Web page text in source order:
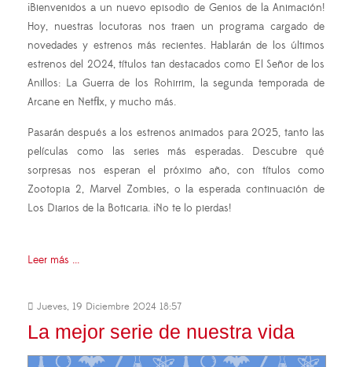
¡Bienvenidos a un nuevo episodio de Genios de la Animación!
Hoy, nuestras locutoras nos traen un programa cargado de
novedades y estrenos más recientes. Hablarán de los últimos
estrenos del 2024, títulos tan destacados como El Señor de los
Anillos: La Guerra de los Rohirrim, la segunda temporada de
Arcane en Netflix, y mucho más.
Pasarán después a los estrenos animados para 2025, tanto las
películas como las series más esperadas. Descubre qué
sorpresas nos esperan el próximo año, con títulos como
Zootopia 2, Marvel Zombies, o la esperada continuación de
Los Diarios de la Boticaria. ¡No te lo pierdas!
Leer más ...
Jueves, 19 Diciembre 2024 18:57
La mejor serie de nuestra vida